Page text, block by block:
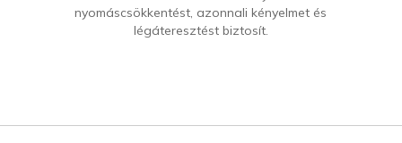
nyomáscsökkentést, azonnali kényelmet és
légáteresztést biztosít.